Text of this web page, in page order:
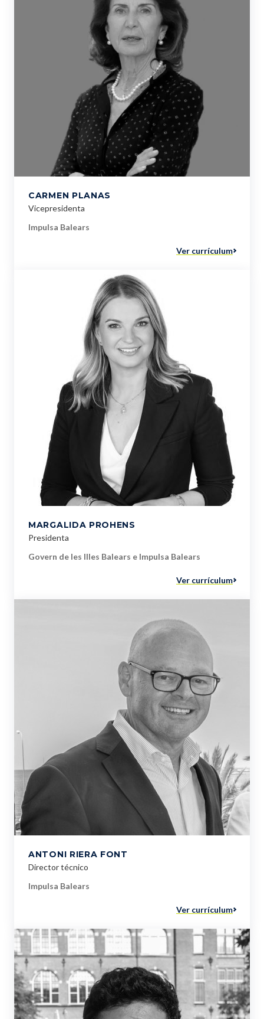
CARMEN PLANAS
Vicepresidenta
Impulsa Balears
Ver currículum
MARGALIDA PROHENS
Presidenta
Govern de les Illes Balears e Impulsa Balears
Ver currículum
ANTONI RIERA FONT
Director técnico
Impulsa Balears
Ver currículum